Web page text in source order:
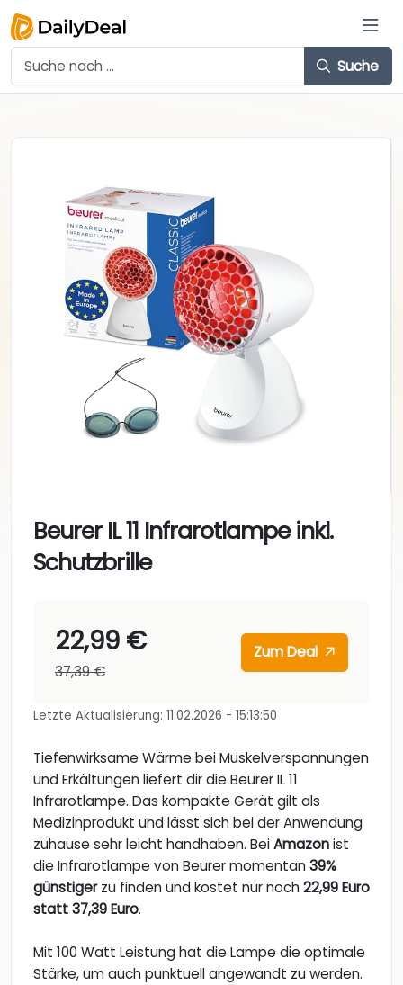
Suche
Beurer IL 11 Infrarotlampe inkl.
Schutzbrille
22,99 €
37,39 €
Zum Deal
Letzte Aktualisierung: 11.02.2026 - 15:13:50
Tiefenwirksame Wärme bei Muskelverspannungen
und Erkältungen liefert dir die Beurer IL 11
Infrarotlampe. Das kompakte Gerät gilt als
Medizinprodukt und lässt sich bei der Anwendung
zuhause sehr leicht handhaben. BeiAmazonist
die Infrarotlampe von Beurer momentan39%
günstigerzu finden und kostet nur noch22,99 Euro
statt 37,39 Euro.
Mit 100 Watt Leistung hat die Lampe die optimale
Stärke, um auch punktuell angewandt zu werden.